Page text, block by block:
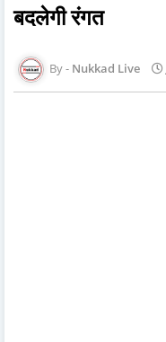
बदलेगी रंगत
Nukkad Live